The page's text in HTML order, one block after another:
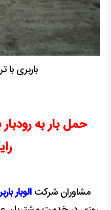
باربری با
حمل بار به
مشاوران شرکت الوبار